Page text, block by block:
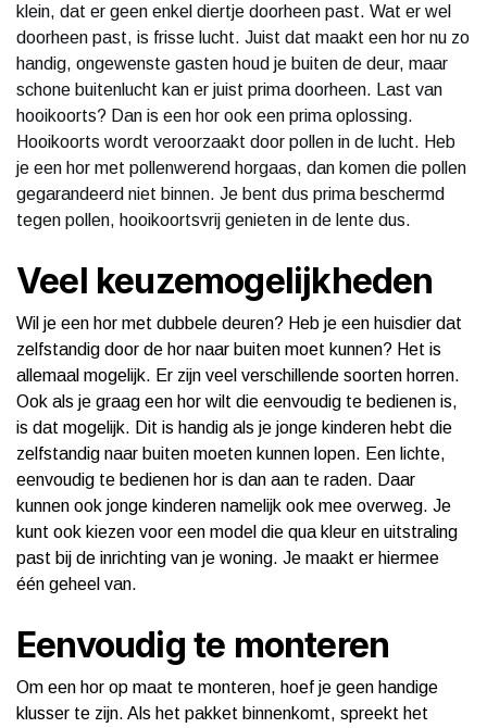
klein, dat er geen enkel diertje doorheen past. Wat er wel
doorheen past, is frisse lucht. Juist dat maakt een hor nu zo
handig, ongewenste gasten houd je buiten de deur, maar
schone buitenlucht kan er juist prima doorheen. Last van
hooikoorts? Dan is een hor ook een prima oplossing.
Hooikoorts wordt veroorzaakt door pollen in de lucht. Heb
je een hor met pollenwerend horgaas, dan komen die pollen
gegarandeerd niet binnen. Je bent dus prima beschermd
tegen pollen, hooikoortsvrij genieten in de lente dus.
Veel keuzemogelijkheden
Wil je een hor met dubbele deuren? Heb je een huisdier dat
zelfstandig door de hor naar buiten moet kunnen? Het is
allemaal mogelijk. Er zijn veel verschillende soorten horren.
Ook als je graag een hor wilt die eenvoudig te bedienen is,
is dat mogelijk. Dit is handig als je jonge kinderen hebt die
zelfstandig naar buiten moeten kunnen lopen. Een lichte,
eenvoudig te bedienen hor is dan aan te raden. Daar
kunnen ook jonge kinderen namelijk ook mee overweg. Je
kunt ook kiezen voor een model die qua kleur en uitstraling
past bij de inrichting van je woning. Je maakt er hiermee
één geheel van.
Eenvoudig te monteren
Om een hor op maat te monteren, hoef je geen handige
klusser te zijn. Als het pakket binnenkomt, spreekt het